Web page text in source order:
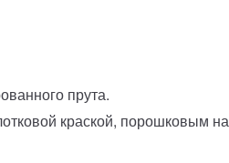
прута.
краской, порошковым